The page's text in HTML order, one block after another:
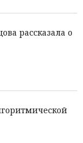
рассказала о